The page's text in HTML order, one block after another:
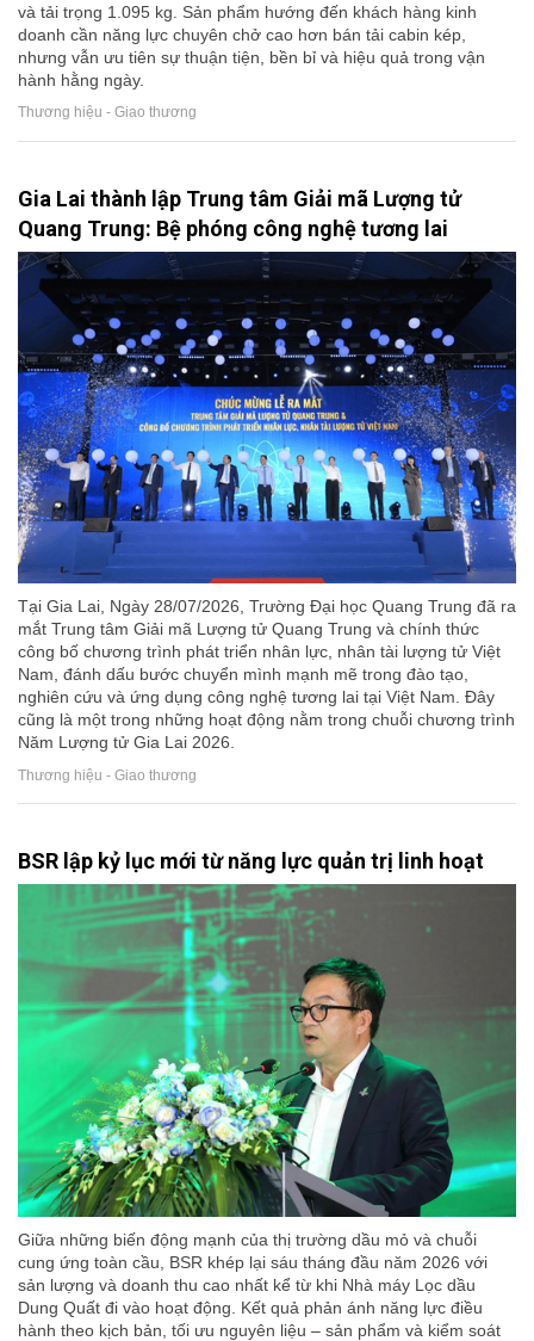
và tải trọng 1.095 kg. Sản phẩm hướng đến khách hàng kinh
doanh cần năng lực chuyên chở cao hơn bán tải cabin kép,
nhưng vẫn ưu tiên sự thuận tiện, bền bỉ và hiệu quả trong vận
hành hằng ngày.
Thương hiệu - Giao thương
Gia Lai thành lập Trung tâm Giải mã Lượng tử
Quang Trung: Bệ phóng công nghệ tương lai
Tại Gia Lai, Ngày 28/07/2026, Trường Đại học Quang Trung đã ra
mắt Trung tâm Giải mã Lượng tử Quang Trung và chính thức
công bố chương trình phát triển nhân lực, nhân tài lượng tử Việt
Nam, đánh dấu bước chuyển mình mạnh mẽ trong đào tạo,
nghiên cứu và ứng dụng công nghệ tương lai tại Việt Nam. Đây
cũng là một trong những hoạt động nằm trong chuỗi chương trình
Năm Lượng tử Gia Lai 2026.
Thương hiệu - Giao thương
BSR lập kỷ lục mới từ năng lực quản trị linh hoạt
Giữa những biến động mạnh của thị trường dầu mỏ và chuỗi
cung ứng toàn cầu, BSR khép lại sáu tháng đầu năm 2026 với
sản lượng và doanh thu cao nhất kể từ khi Nhà máy Lọc dầu
Dung Quất đi vào hoạt động. Kết quả phản ánh năng lực điều
hành theo kịch bản, tối ưu nguyên liệu – sản phẩm và kiểm soát